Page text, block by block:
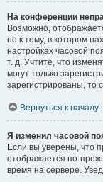
На конференции
Возможно,
не к тому, в котором
настройках часовой
т. д. Учтите, что
могут только
зарегистрированы, то
Вернуться к началу
Я изменил часовой
Если вы уверены, что
отображается по-
время на сервере.